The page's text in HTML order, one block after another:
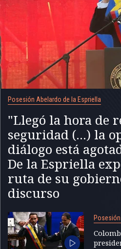
Posesión Abelardo de la Espriella
"Llegó la hora de
seguridad (...) la
diálogo está
De la Espriella
ruta de su
discurso
Posesión